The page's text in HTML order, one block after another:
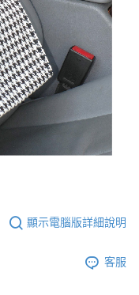
顯示電腦版詳細說明
客服